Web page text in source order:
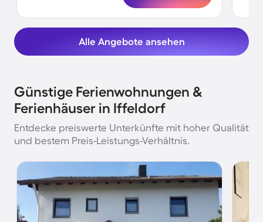
Alle Angebote ansehen
Günstige Ferienwohnungen &
Ferienhäuser in Iffeldorf
Entdecke preiswerte Unterkünfte mit hoher Qualität
und bestem Preis-Leistungs-Verhältnis.